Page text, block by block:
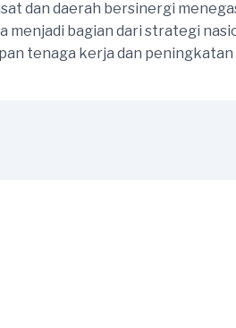
dan daerah bersinergi
menjadi bagian dari strategi
tenaga kerja dan